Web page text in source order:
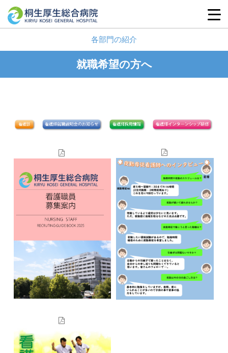
各部門の紹介
就職希望の方へ